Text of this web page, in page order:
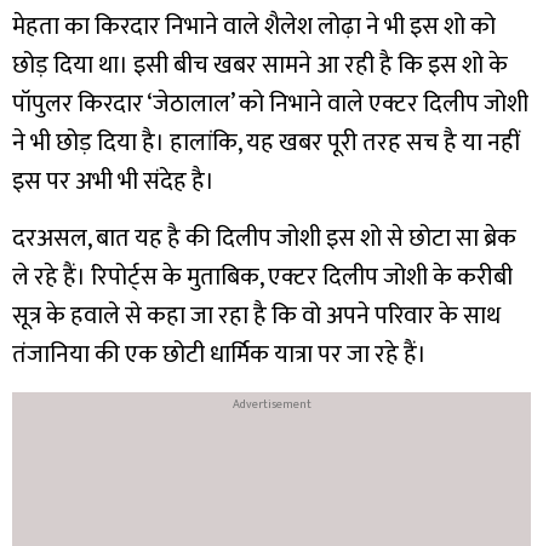
मेहता का किरदार निभाने वाले शैलेश लोढ़ा ने भी इस शो को
छोड़ दिया था। इसी बीच खबर सामने आ रही है कि इस शो के
पॉपुलर किरदार ‘जेठालाल’ को निभाने वाले एक्टर दिलीप जोशी
ने भी छोड़ दिया है। हालांकि, यह खबर पूरी तरह सच है या नहीं
इस पर अभी भी संदेह है।
दरअसल, बात यह है की दिलीप जोशी इस शो से छोटा सा ब्रेक
ले रहे हैं। रिपोर्ट्स के मुताबिक, एक्टर दिलीप जोशी के करीबी
सूत्र के हवाले से कहा जा रहा है कि वो अपने परिवार के साथ
तंजानिया की एक छोटी धार्मिक यात्रा पर जा रहे हैं।